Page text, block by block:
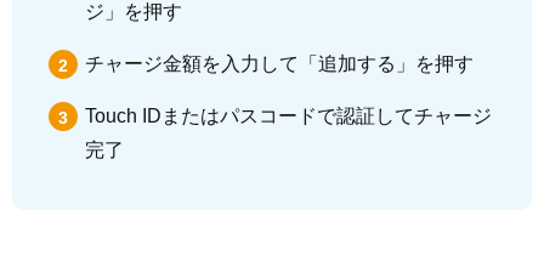
ジ」を押す
チャージ金額を入力して「追加する」を押す
Touch IDまたはパスコードで認証してチャージ
完了